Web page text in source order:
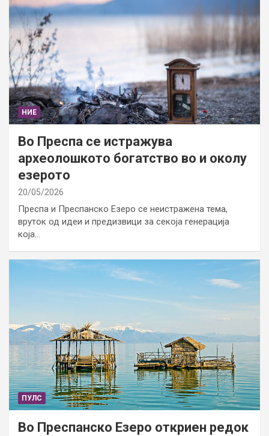
НИЕ
Во Преспа се истражува
археолошкото богатство во и околу
езерото
20/05/2026
Преспа и Преспанско Езеро се неистражена тема,
вруток од идеи и предизвици за секоја генерација
која…
ПУЛС
Во Преспанско Езеро откриен редок